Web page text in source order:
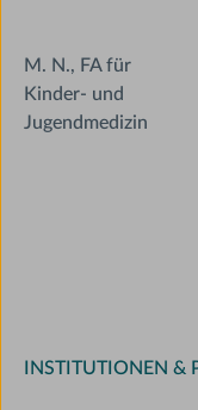
M. N., FA für
Kinder- und
Jugendmedizin
INSTITUTIONEN &